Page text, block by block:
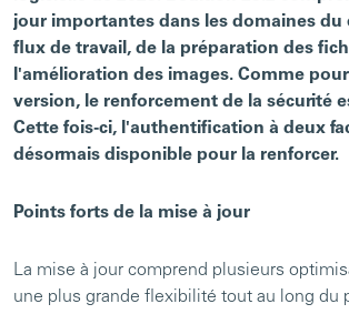
jour importantes dans les domaines du
flux de travail, de la préparation des
l'amélioration des images. Comme
version, le renforcement de la sécurité
Cette fois-ci, l'authentification à deux
désormais disponible pour la renforcer.
Points forts de la mise à jour
La mise à jour comprend plusieurs
une plus grande flexibilité tout au long du